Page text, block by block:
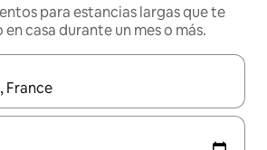
para estancias largas que te
casa durante un mes o más.
estén disponibles, podrás navegar